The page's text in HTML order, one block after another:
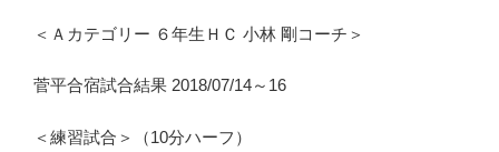
＜Ａカテゴリー ６年生ＨＣ 小林 剛コーチ＞
菅平合宿試合結果 2018/07/14～16
＜練習試合＞（10分ハーフ）